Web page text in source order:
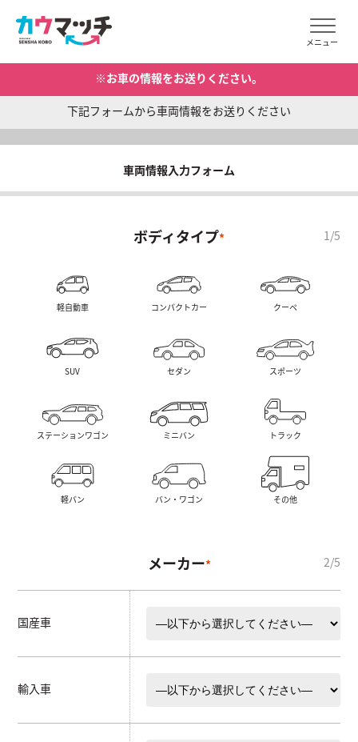
メニュー
※お車の情報をお送りください。
下記フォームから車両情報をお送りください
車両情報入力フォーム
ボディタイプ*
軽自動車 コンパクトカー クーペ
SUV セダン スポーツ
ステーションワゴン ミニバン トラック
軽バン バン・ワゴン その他
メーカー*
国産車
輸入車